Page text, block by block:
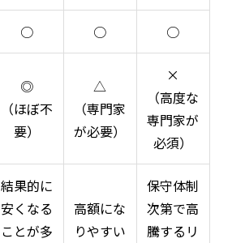
○ ○ ○
◎
（ほぼ不
要）
△
（専門家
が必要）
×
（高度な
専門家が
必須）
結果的に
安くなる
ことが多
高額にな
りやすい
保守体制
次第で高
騰するリ